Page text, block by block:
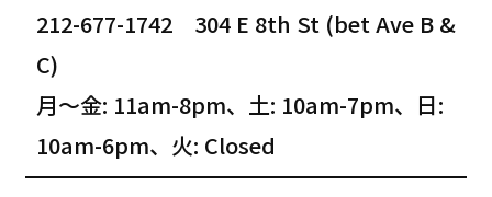
212-677-1742 304 E 8th St (bet Ave B &
C)
月～金: 11am-8pm、土: 10am-7pm、日:
10am-6pm、火: Closed